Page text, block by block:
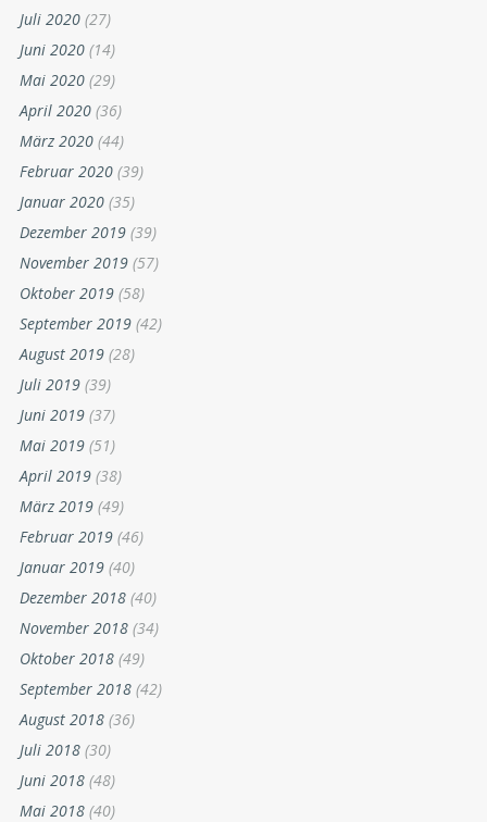
Juli 2020 (27)
Juni 2020 (14)
Mai 2020 (29)
April 2020 (36)
März 2020 (44)
Februar 2020 (39)
Januar 2020 (35)
Dezember 2019 (39)
November 2019 (57)
Oktober 2019 (58)
September 2019 (42)
August 2019 (28)
Juli 2019 (39)
Juni 2019 (37)
Mai 2019 (51)
April 2019 (38)
März 2019 (49)
Februar 2019 (46)
Januar 2019 (40)
Dezember 2018 (40)
November 2018 (34)
Oktober 2018 (49)
September 2018 (42)
August 2018 (36)
Juli 2018 (30)
Juni 2018 (48)
Mai 2018 (40)